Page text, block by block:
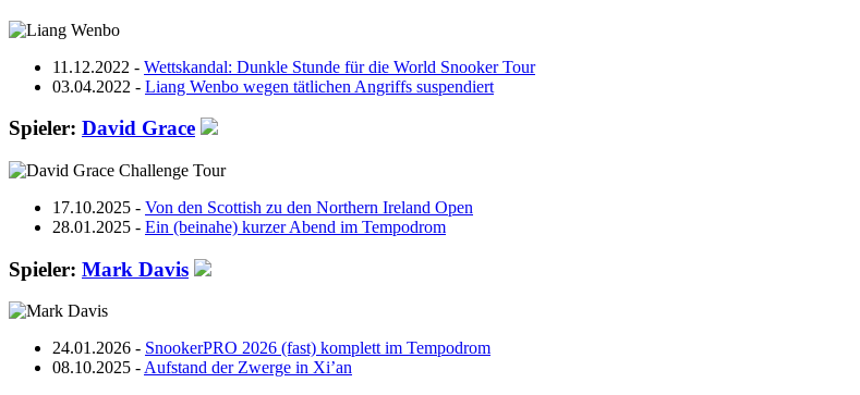
11.12.2022 - Wettskandal: Dunkle Stunde für die World Snooker Tour
03.04.2022 - Liang Wenbo wegen tätlichen Angriffs suspendiert
Spieler: David Grace
17.10.2025 - Von den Scottish zu den Northern Ireland Open
28.01.2025 - Ein (beinahe) kurzer Abend im Tempodrom
Spieler: Mark Davis
24.01.2026 - SnookerPRO 2026 (fast) komplett im Tempodrom
08.10.2025 - Aufstand der Zwerge in Xi’an